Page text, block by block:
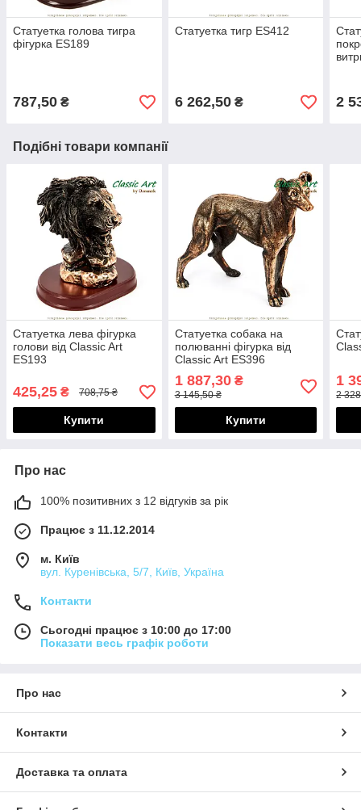
Статуетка голова тигра
фігурка ES189
787,50 ₴
Статуетка тигр ES412
6 262,50₴ 2
Подібні товари компанії
Статуетка лева фігурка
голови від Classic Art
ES193
425,25 ₴ 708,75 ₴
Купити
Статуетка собака на
полюванні фігурка від
Classic Art ES396
1 887,30₴
3 145,50 ₴
Купити
1
2
Про нас
100% позитивних з 12 відгуків за рік
Працює з 11.12.2014
м. Київ
вул. Куренівська, 5/7, Київ, Україна
Контакти
Сьогодні працює з 10:00 до 17:00
Показати весь графік роботи
Про нас
Контакти
Доставка та оплата